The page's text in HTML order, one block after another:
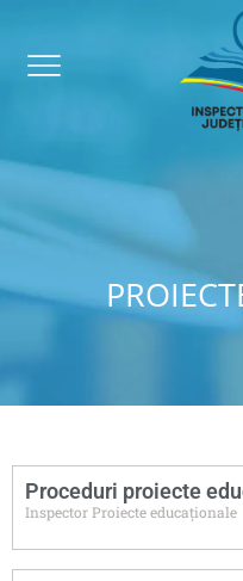
Proceduri proiecte
Inspector Proiecte educaționale